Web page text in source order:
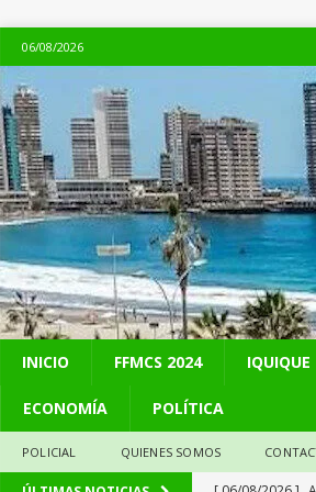
06/08/2026
INICIO FFMCS 2024 IQUIQUE
ECONOMÍA POLÍTICA
POLICIAL QUIENES SOMOS